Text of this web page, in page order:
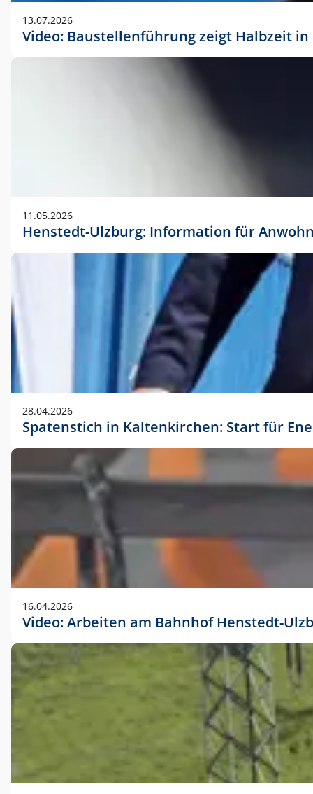
13.07.2026
Video: Baustellenführung zeigt Halbzeit
11.05.2026
Henstedt-Ulzburg: Information für
28.04.2026
Spatenstich in Kaltenkirchen: Start für
16.04.2026
Video: Arbeiten am Bahnhof Henstedt-